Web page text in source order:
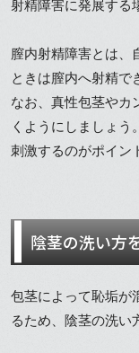
射精障害に発展する
膣内射精障害とは、
ときは膣内へ射精で
なお、真性包茎やカ
くようにしましょ
刺激するのがポイン
陰茎の洗い方
包茎によって恥垢が
るため、陰茎の洗い